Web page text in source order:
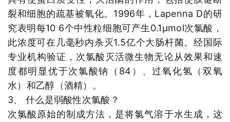
裂和细胞的疏基被氧化。1996年，Lapenna D的研
究表明每10 6个中性粒细胞可产生0.1μmol次氯酸，
此浓度可在几毫秒内杀灭1.5亿个大肠杆菌。经国际
专业机构验证，次氯酸灭活微生物无论从效果和速
度都明显优于次氯酸钠（84）、过氧化氢（双氧
水）和乙醇（酒精）。
3、 什么是弱酸性次氯酸？
次氯酸原始的制成方法，是将氯气溶于水生成，这